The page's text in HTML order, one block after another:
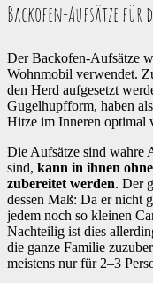
Backofen-Aufsätze für
Der Backofen-Aufsätze
Wohnmobil verwendet.
den Herd aufgesetzt
Gugelhupfform, haben
Hitze im Inneren optimal
Die Aufsätze sind wahre
sind, kann in ihnen
zubereitet werden. Der
dessen Maß: Da er nicht
jedem noch so kleinen
Nachteilig ist dies
die ganze Familie
meistens nur für 2–3